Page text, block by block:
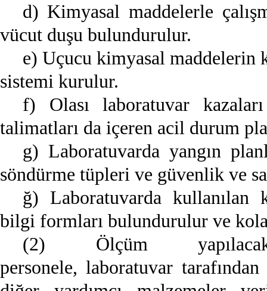
d) Kimyasal maddelerle
vücut duşu bulundurulur.
e) Uçucu kimyasal maddelerin
sistemi kurulur.
f) Olası laboratuvar
talimatları da içeren acil durum
g) Laboratuvarda yangın
söndürme tüpleri ve güvenlik ve
ğ) Laboratuvarda kullanılan
bilgi formları bulundurulur ve
(2) Ölçüm
personele, laboratuvar